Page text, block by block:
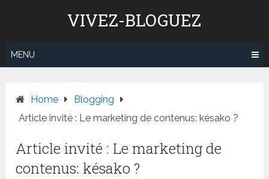
VIVEZ-BLOGUEZ
MENU
Home
Blogging
Article invité : Le marketing de contenus: késako ?
Article invité : Le marketing de
contenus: késako ?